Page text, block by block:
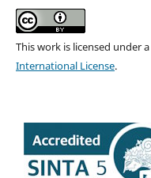
This work is licensed under a
International License.